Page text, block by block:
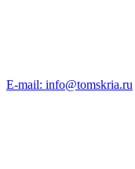
E-mail: info@tomskria.ru